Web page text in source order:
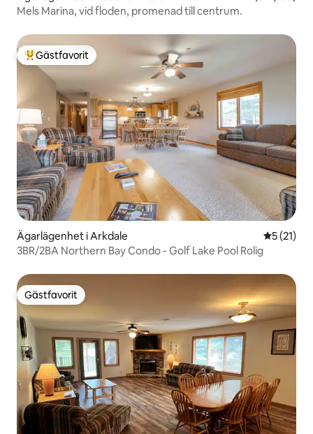
Mels Marina, vid floden, promenad till centrum.
Populär gästfavorit
Gästfavorit
Ägarlägenhet i Arkdale 5 av 5 i
5 (21)
3BR/2BA Northern Bay Condo - Golf Lake Pool Rolig
Gästfavorit
Gästfavorit